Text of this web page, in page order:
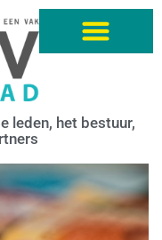
leden, het bestuur,